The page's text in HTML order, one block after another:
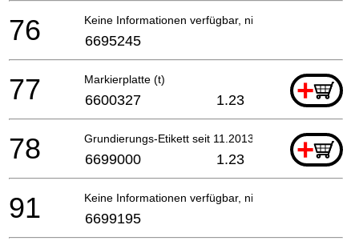
Keine Informationen verfügbar, nicht bestellbar
76 6695245
Markierplatte (t) +
77 6600327 1.23
Grundierungs-Etikett seit 11.2013 für Europa
+
78 6699000 1.23
Keine Informationen verfügbar, nicht bestellbar
91 6699195